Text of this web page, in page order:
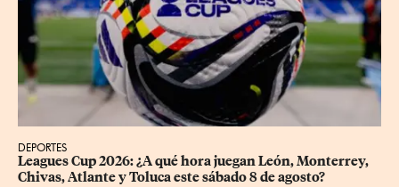
DEPORTES
Leagues Cup 2026: ¿A qué hora juegan León, Monterrey,
Chivas, Atlante y Toluca este sábado 8 de agosto?